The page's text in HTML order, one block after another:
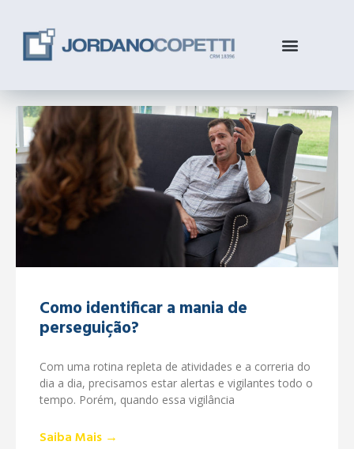
Como identificar a mania de
perseguição?
Com uma rotina repleta de atividades e a correria do
dia a dia, precisamos estar alertas e vigilantes todo o
tempo. Porém, quando essa vigilância
Saiba Mais →